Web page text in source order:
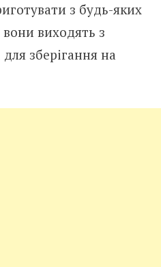
з будь-яких
вони виходять з
зберігання на